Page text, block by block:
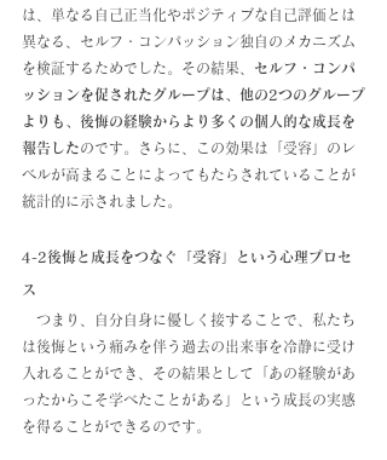
は、単なる自己正当化やポジティブな自己評価とは
異なる、セルフ・コンパッション独自のメカニズム
を検証するためでした。その結果、 セルフ・コンパ
ッションを促されたグループは、他の2つのグループ
よりも、後悔の経験からより多くの個人的な成長を
報告したのです。さらに、この効果は「受容」のレ
ベルが高まることによってもたらされていることが
統計的に示されました。
4-2後悔と成長をつなぐ「受容」という心理プロセ
ス
つまり、自分自身に優しく接することで、私たち
は後悔という痛みを伴う過去の出来事を冷静に受け
入れることができ、その結果として「あの経験があ
ったからこそ学べたことがある」という成長の実感
を得ることができるのです。